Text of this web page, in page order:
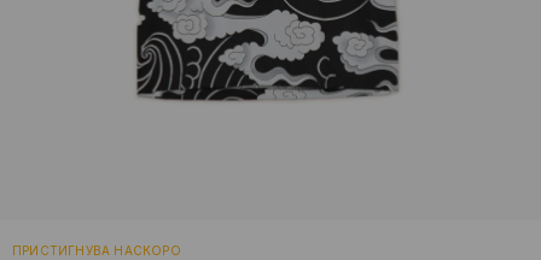
ПРИСТИГНУВА НАСКОРО